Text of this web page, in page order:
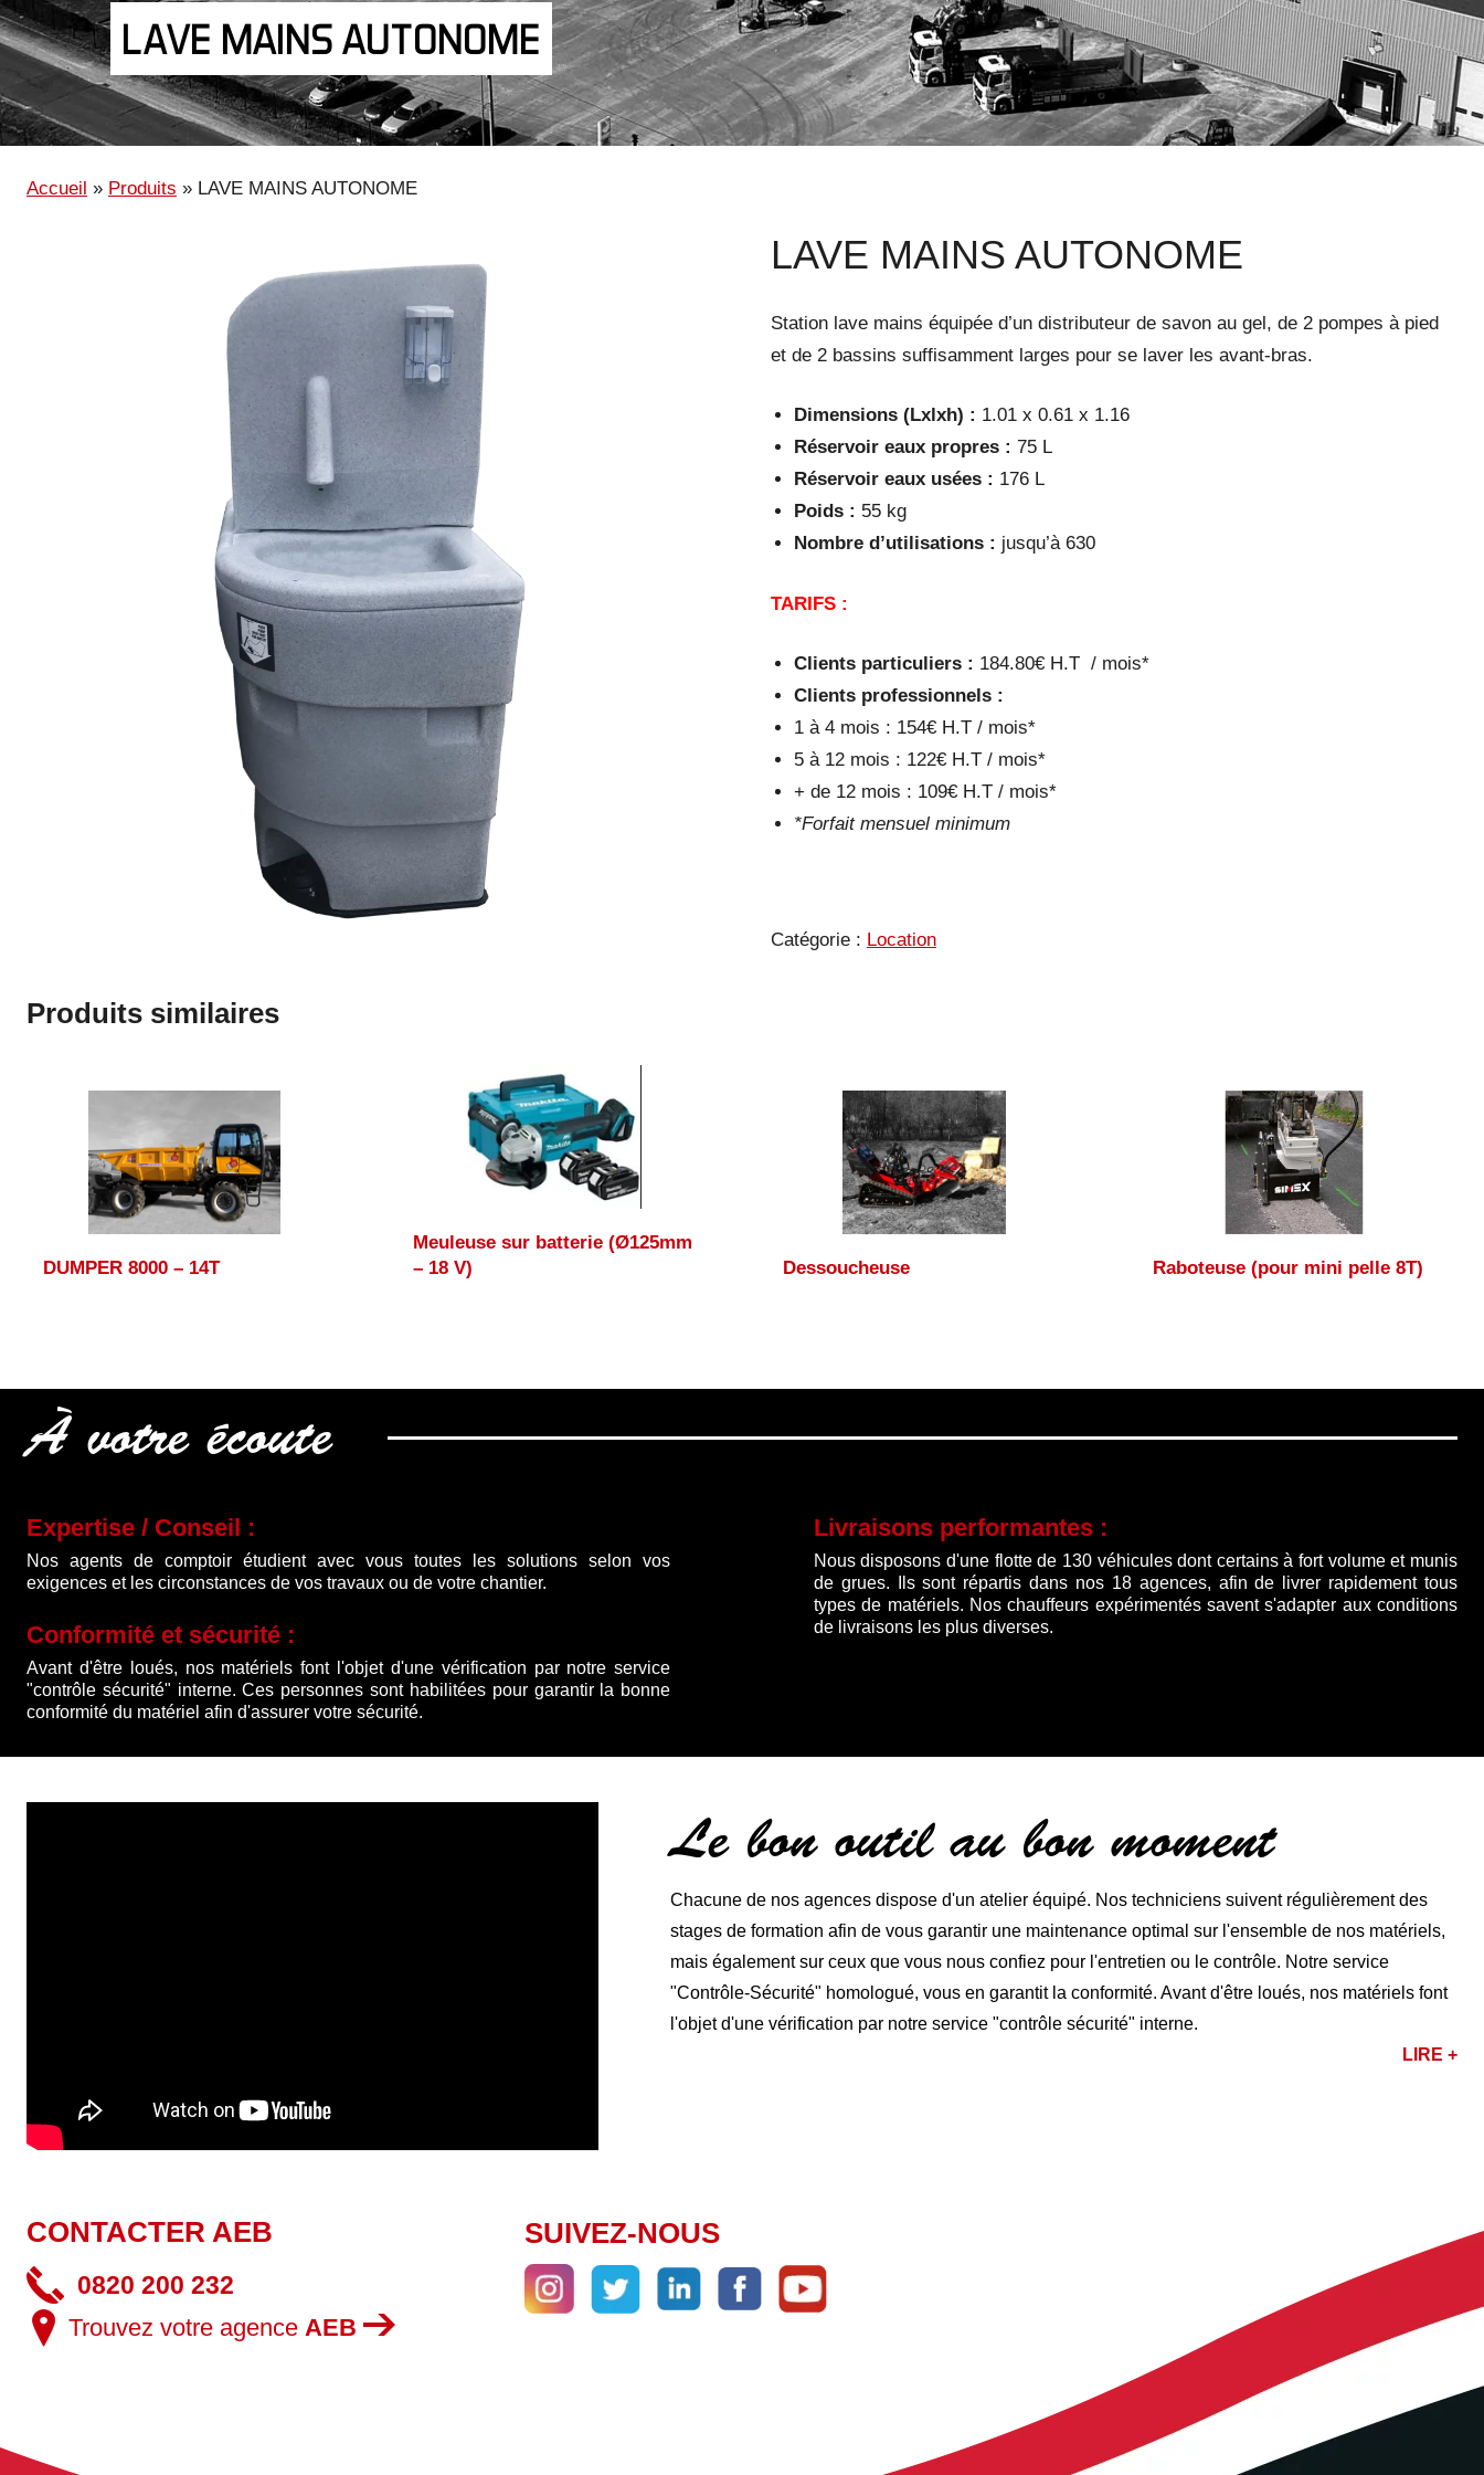
LAVE MAINS AUTONOME
Accueil » Produits » LAVE MAINS AUTONOME
LAVE MAINS AUTONOME
Station lave mains équipée d’un distributeur de savon au gel, de 2 pompes à pied
et de 2 bassins suffisamment larges pour se laver les avant-bras.
Dimensions (Lxlxh) : 1.01 x 0.61 x 1.16
Réservoir eaux propres : 75 L
Réservoir eaux usées : 176 L
Poids : 55 kg
Nombre d’utilisations : jusqu’à 630
TARIFS :
Clients particuliers : 184.80€ H.T / mois*
Clients professionnels :
1 à 4 mois : 154€ H.T / mois*
5 à 12 mois : 122€ H.T / mois*
+ de 12 mois : 109€ H.T / mois*
*Forfait mensuel minimum
Catégorie : Location
Produits similaires
DUMPER 8000 – 14T
Meuleuse sur batterie (Ø125mm
– 18 V)
Dessoucheuse Raboteuse (pour mini pelle 8T)
À votre écoute
Expertise / Conseil :
Nos agents de comptoir étudient avec vous toutes les solutions selon vos
exigences et les circonstances de vos travaux ou de votre chantier.
Conformité et sécurité :
Avant d'être loués, nos matériels font l'objet d'une vérification par notre service
"contrôle sécurité" interne. Ces personnes sont habilitées pour garantir la bonne
conformité du matériel afin d'assurer votre sécurité.
Livraisons performantes :
Nous disposons d'une flotte de 130 véhicules dont certains à fort volume et munis
de grues. Ils sont répartis dans nos 18 agences, afin de livrer rapidement tous
types de matériels. Nos chauffeurs expérimentés savent s'adapter aux conditions
de livraisons les plus diverses.
Le bon outil au bon moment
Chacune de nos agences dispose d'un atelier équipé. Nos techniciens suivent régulièrement des
stages de formation afin de vous garantir une maintenance optimal sur l'ensemble de nos matériels,
mais également sur ceux que vous nous confiez pour l'entretien ou le contrôle. Notre service
"Contrôle-Sécurité" homologué, vous en garantit la conformité. Avant d'être loués, nos matériels font
l'objet d'une vérification par notre service "contrôle sécurité" interne.
LIRE +
CONTACTER AEB
0820 200 232
Trouvez votre agence AEB
SUIVEZ-NOUS